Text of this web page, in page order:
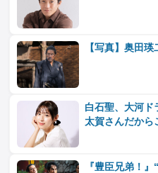
【写真】奥田
白石聖、大河ド
太賀さんだから
『豊臣兄弟！